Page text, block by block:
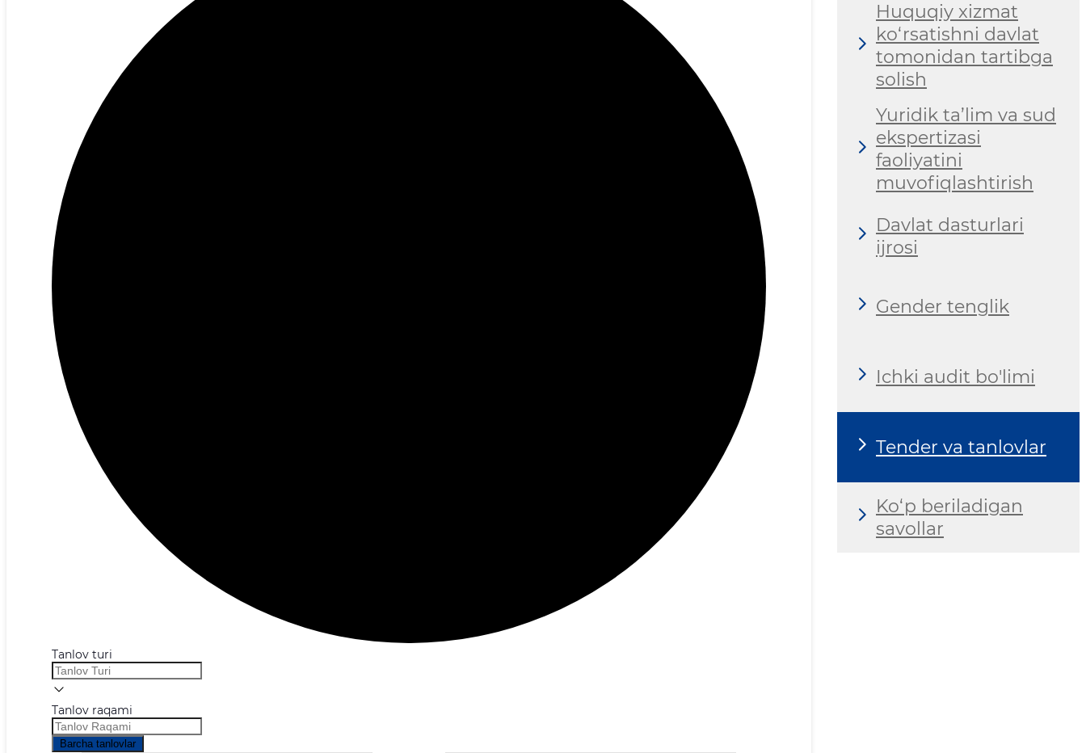
Tanlov turi
Tanlov raqami
Barcha tanlovlar
Huquqiy xizmat
ko‘rsatishni davlat
tomonidan tartibga
solish
Yuridik ta’lim va sud
ekspertizasi
faoliyatini
muvofiqlashtirish
Davlat dasturlari
ijrosi
Gender tenglik
Ichki audit bo'limi
Tender va tanlovlar
Ko‘p beriladigan
savollar